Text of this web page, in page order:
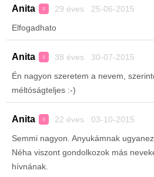
Anita ♀ 29 éves 25-06-2015
Elfogadhato
Anita ♀ 38 éves 30-07-2015
Én nagyon szeretem a nevem,
méltóságteljes :-)
Anita ♀ 22 éves 03-10-2015
Semmi nagyon. Anyukámnak
Néha viszont gondolkozok más
hívnának.